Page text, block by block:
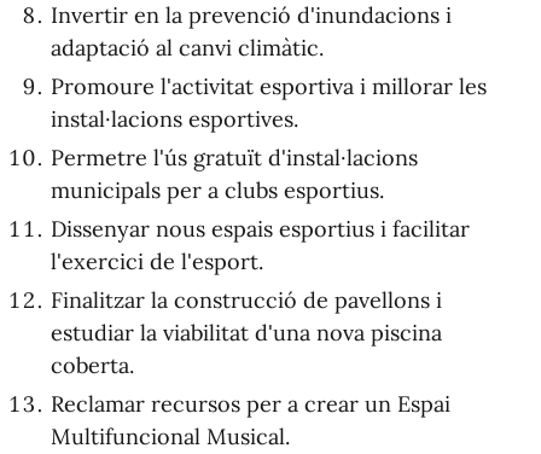
Invertir en la prevenció d'inundacions i
adaptació al canvi climàtic.
Promoure l'activitat esportiva i millorar les
instal·lacions esportives.
Permetre l'ús gratuït d'instal·lacions
municipals per a clubs esportius.
Dissenyar nous espais esportius i facilitar
l'exercici de l'esport.
Finalitzar la construcció de pavellons i
estudiar la viabilitat d'una nova piscina
coberta.
Reclamar recursos per a crear un Espai
Multifuncional Musical.